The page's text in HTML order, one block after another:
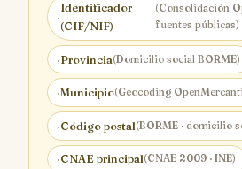
·
Identificador
(CIF/NIF)
(Consolidación
fuentes públicas)
·Provincia(Domicilio social BORME)
·Municipio(Geocoding
·Código postal(BORME · domicilio
·CNAE principal(CNAE 2009 · INE)